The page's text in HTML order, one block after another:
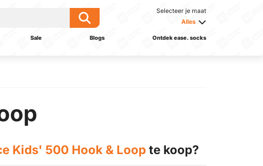
Selecteer je maat
Alles
Sale Blogs Ontdek ease. socks
Kids' 500 Hook & Loop te koop?